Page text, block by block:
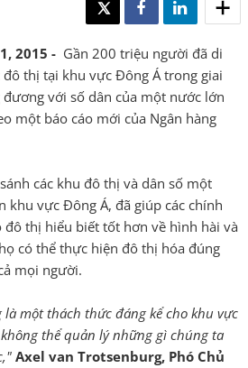
TWEET SHARE SHARE
2015 - Gần 200 triệu người đã di
thị tại khu vực Đông Á trong giai
với số dân của một nước lớn
một báo cáo mới của Ngân hàng
các khu đô thị và dân số một
khu vực Đông Á, đã giúp các chính
đô thị hiểu biết tốt hơn về hình hài và
có thể thực hiện đô thị hóa đúng
mọi người.
một thách thức đáng kể cho khu vực
thể quản lý những gì chúng ta
Axel van Trotsenburg, Phó Chủ